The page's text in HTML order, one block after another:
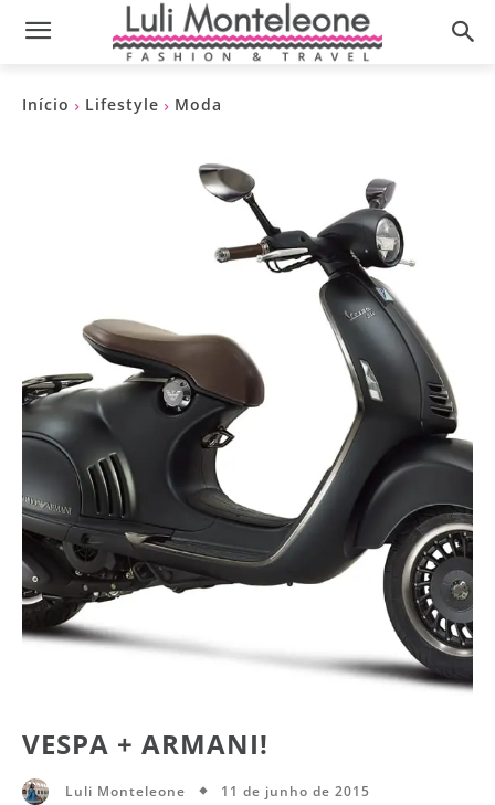
Início Lifestyle Moda
VESPA + ARMANI!
Luli Monteleone 11 de junho de 2015